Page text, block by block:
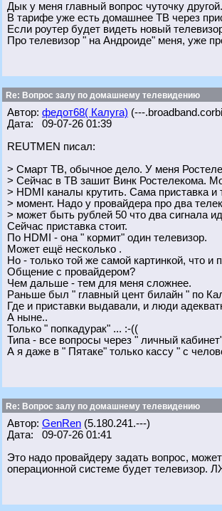
Дык у меня главный вопрос чуточку
В тарифе уже есть домашнее ТВ через
Если роутер будет видеть новый
Про телевизор " на Андроиде" меня, уже
Re: Вопрос залу по домашнему телевидению
Автор: федот68( Калуга) (---
Дата: 09-07-26 01:39
REUTMEN писал:
> Смарт ТВ, обычное дело. У меня
> Сейчас в ТВ зашит Винк Ростелекома.
> HDMI каналы крутить. Сама приставка
> момент. Надо у провайдера про два
> может быть рублей 50 что два сигнала
Сейчас приставка стоит.
По HDMI - она " кормит" один телевизор.
Может ещё несколько .
Но - только той же самой картинкой, что и
Общение с провайдером?
Чем дальше - тем для меня сложнее.
Раньше был " главный цент билайн " по
Где и приставки выдавали, и люди
А ныне..
Только " попкадурак" ... :-((
Типа - все вопросы через " личный
А я даже в " Пятаке" только кассу " с
Re: Вопрос залу по домашнему телевидению
Автор: GenRen (5.180.241.---)
Дата: 09-07-26 01:41
Это надо провайдеру задать вопрос,
операционной системе будет телевизор.